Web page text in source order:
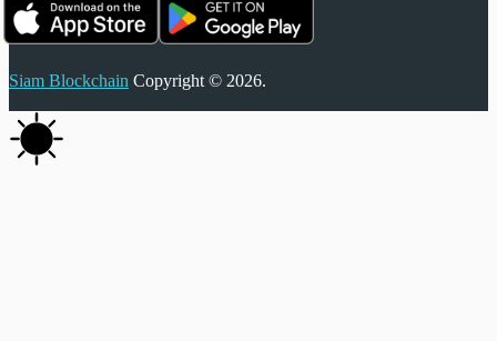
Siam Blockchain Copyright © 2026.